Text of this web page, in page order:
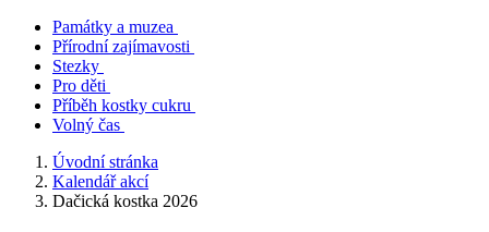
Památky a muzea
Přírodní zajímavosti
Stezky
Pro děti
Příběh kostky cukru
Volný čas
Úvodní stránka
Kalendář akcí
Dačická kostka 2026